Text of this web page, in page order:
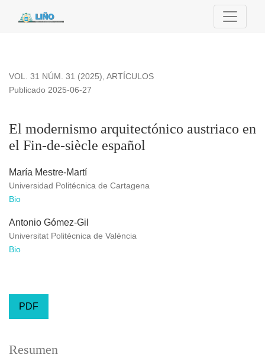
El modernismo arquitectónico austriaco en el Fin-de-siècle
VOL. 31 NÚM. 31 (2025), ARTÍCULOS
El modernismo arquitectónico austriaco en
el Fin-de-siècle español
Publicado 2025-06-27
María Mestre-Martí
Universidad Politécnica de Cartagena
Bio
Antonio Gómez-Gil
Universitat Politècnica de València
Bio
PDF
Resumen